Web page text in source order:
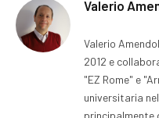
Valerio
Valerio
2012 e
"EZ Rome" e
universitaria